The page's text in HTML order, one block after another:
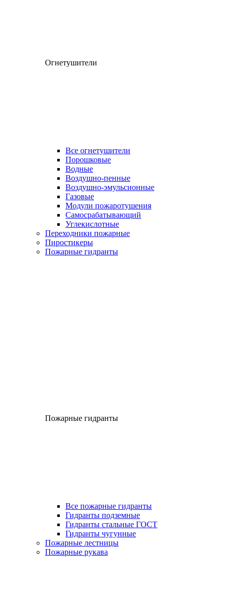
Огнетушители
Все огнетушители
Порошковые
Водные
Воздушно-пенные
Воздушно-эмульсионные
Газовые
Модули пожаротушения
Самосрабатывающий
Углекислотные
Переходники пожарные
Пиростикеры
Пожарные гидранты
Пожарные гидранты
Все пожарные гидранты
Гидранты подземные
Гидранты стальные ГОСТ
Гидранты чугунные
Пожарные лестницы
Пожарные рукава